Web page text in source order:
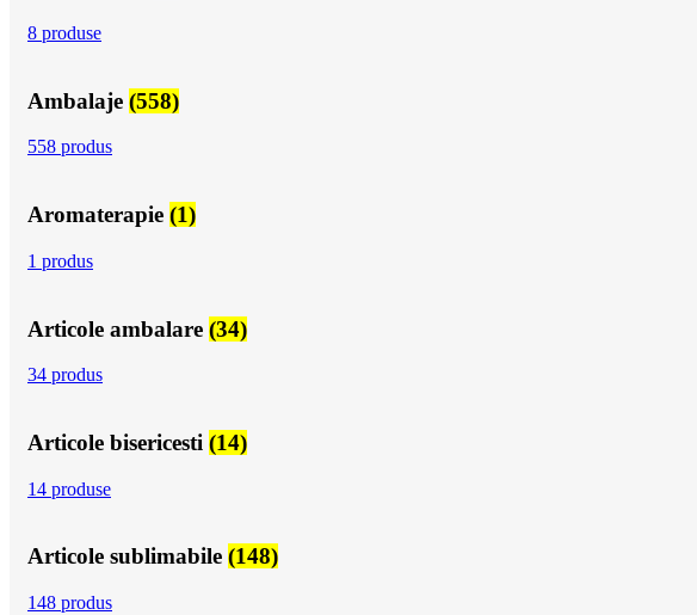
8 produse
Ambalaje (558)
558 produs
Aromaterapie (1)
1 produs
Articole ambalare (34)
34 produs
Articole bisericesti (14)
14 produse
Articole sublimabile (148)
148 produs